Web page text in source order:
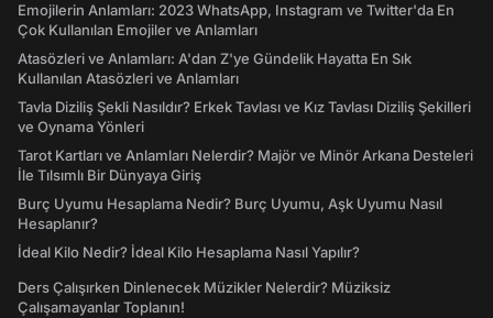
Emojilerin Anlamları: 2023 WhatsApp, Instagram ve Twitter'da En
Çok Kullanılan Emojiler ve Anlamları
Atasözleri ve Anlamları: A'dan Z'ye Gündelik Hayatta En Sık
Kullanılan Atasözleri ve Anlamları
Tavla Diziliş Şekli Nasıldır? Erkek Tavlası ve Kız Tavlası Diziliş Şekilleri
ve Oynama Yönleri
Tarot Kartları ve Anlamları Nelerdir? Majör ve Minör Arkana Desteleri
İle Tılsımlı Bir Dünyaya Giriş
Burç Uyumu Hesaplama Nedir? Burç Uyumu, Aşk Uyumu Nasıl
Hesaplanır?
İdeal Kilo Nedir? İdeal Kilo Hesaplama Nasıl Yapılır?
Ders Çalışırken Dinlenecek Müzikler Nelerdir? Müziksiz
Çalışamayanlar Toplanın!